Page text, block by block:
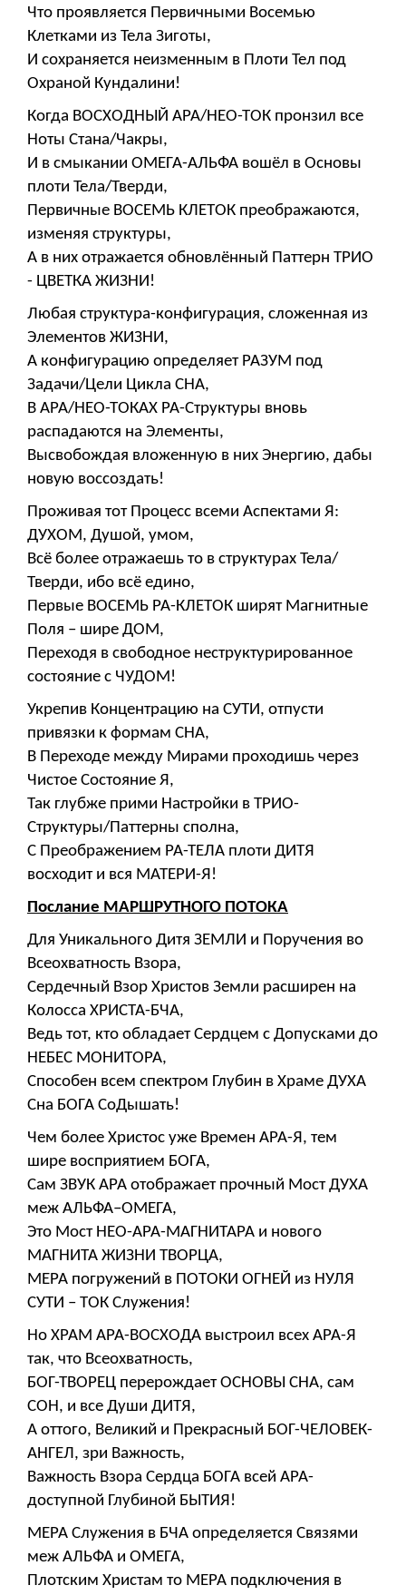
Что проявляется Первичными Восемью
Клетками из Тела Зиготы,
И сохраняется неизменным в Плоти Тел под
Охраной Кундалини!
Когда ВОСХОДНЫЙ АРА/НЕО-ТОК пронзил все
Ноты Стана/Чакры,
И в смыкании ОМЕГА-АЛЬФА вошёл в Основы
плоти Тела/Тверди,
Первичные ВОСЕМЬ КЛЕТОК преображаются,
изменяя структуры,
А в них отражается обновлённый Паттерн ТРИО
- ЦВЕТКА ЖИЗНИ!
Любая структура-конфигурация, сложенная из
Элементов ЖИЗНИ,
А конфигурацию определяет РАЗУМ под
Задачи/Цели Цикла СНА,
В АРА/НЕО-ТОКАХ РА-Структуры вновь
распадаются на Элементы,
Высвобождая вложенную в них Энергию, дабы
новую воссоздать!
Проживая тот Процесс всеми Аспектами Я:
ДУХОМ, Душой, умом,
Всё более отражаешь то в структурах Тела/
Тверди, ибо всё едино,
Первые ВОСЕМЬ РА-КЛЕТОК ширят Магнитные
Поля – шире ДОМ,
Переходя в свободное неструктурированное
состояние с ЧУДОМ!
Укрепив Концентрацию на СУТИ, отпусти
привязки к формам СНА,
В Переходе между Мирами проходишь через
Чистое Состояние Я,
Так глубже прими Настройки в ТРИО-
Структуры/Паттерны сполна,
С Преображением РА-ТЕЛА плоти ДИТЯ
восходит и вся МАТЕРИ-Я!
Послание МАРШРУТНОГО ПОТОКА
Для Уникального Дитя ЗЕМЛИ и Поручения во
Всеохватность Взора,
Сердечный Взор Христов Земли расширен на
Колосса ХРИСТА-БЧА,
Ведь тот, кто обладает Сердцем с Допусками до
НЕБЕС МОНИТОРА,
Способен всем спектром Глубин в Храме ДУХА
Сна БОГА СоДышать!
Чем более Христос уже Времен АРА-Я, тем
шире восприятием БОГА,
Сам ЗВУК АРА отображает прочный Мост ДУХА
меж АЛЬФА–ОМЕГА,
Это Мост НЕО-АРА-МАГНИТАРА и нового
МАГНИТА ЖИЗНИ ТВОРЦА,
МЕРА погружений в ПОТОКИ ОГНЕЙ из НУЛЯ
СУТИ – ТОК Служения!
Но ХРАМ АРА-ВОСХОДА выстроил всех АРА-Я
так, что Всеохватность,
БОГ-ТВОРЕЦ перерождает ОСНОВЫ СНА, сам
СОН, и все Души ДИТЯ,
А оттого, Великий и Прекрасный БОГ-ЧЕЛОВЕК-
АНГЕЛ, зри Важность,
Важность Взора Сердца БОГА всей АРА-
доступной Глубиной БЫТИЯ!
МЕРА Служения в БЧА определяется Связями
меж АЛЬФА и ОМЕГА,
Плотским Христам то МЕРА подключения в